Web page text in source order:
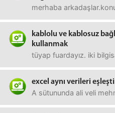
merhaba
kablolu ve kablosuz
kullanmak
tüyap fuardayız. iki
excel aynı verileri
A sütununda ali veli